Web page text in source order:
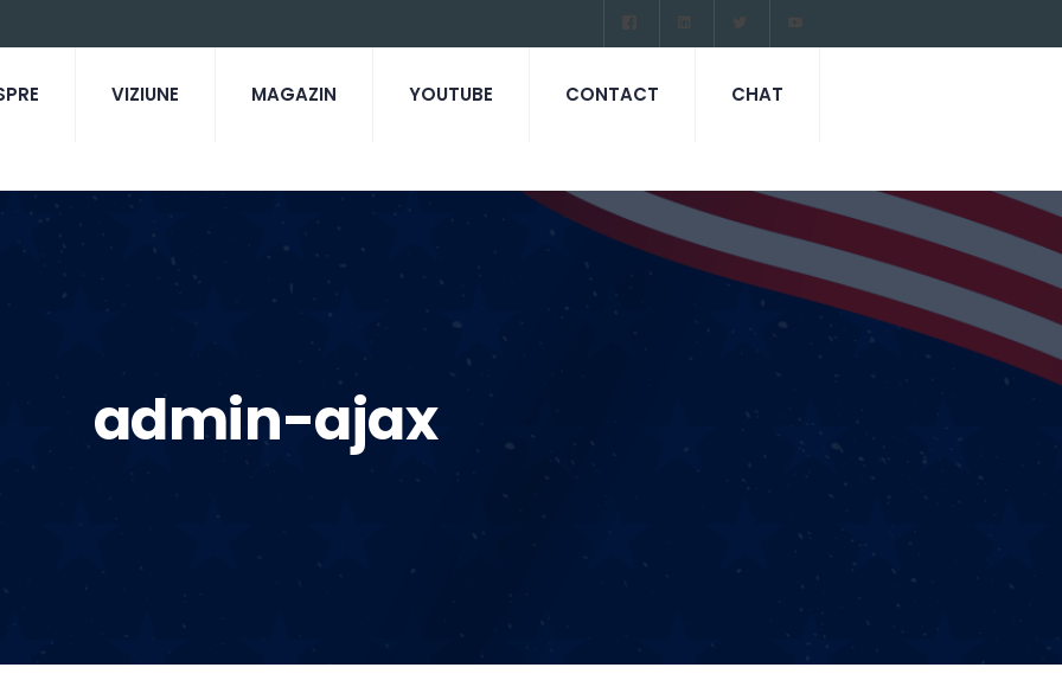
VIZIUNE MAGAZIN YOUTUBE CONTACT CHAT
admin-ajax